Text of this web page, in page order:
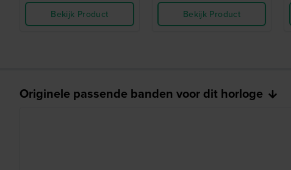
Bekijk Product
Bekijk Product
Originele passende banden voor dit horloge